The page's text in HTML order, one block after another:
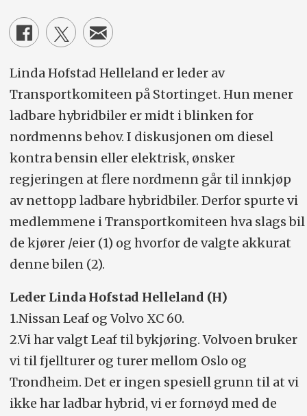
Linda Hofstad Helleland er leder av
Transportkomiteen på Stortinget. Hun mener
ladbare hybridbiler er midt i blinken for
nordmenns behov. I diskusjonen om diesel
kontra bensin eller elektrisk, ønsker
regjeringen at flere nordmenn går til innkjøp
av nettopp ladbare hybridbiler. Derfor spurte vi
medlemmene i Transportkomiteen hva slags bil
de kjører /eier (1) og hvorfor de valgte akkurat
denne bilen (2).
Leder Linda Hofstad Helleland (H)
1.Nissan Leaf og Volvo XC 60.
2.Vi har valgt Leaf til bykjøring. Volvoen bruker
vi til fjellturer og turer mellom Oslo og
Trondheim. Det er ingen spesiell grunn til at vi
ikke har ladbar hybrid, vi er fornøyd med de